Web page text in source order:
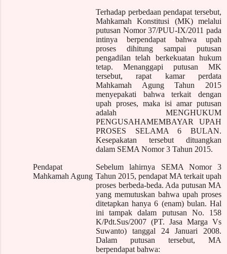
Terhadap perbedaan pendapat tersebut,
Mahkamah Konstitusi (MK) melalui
putusan Nomor 37/PUU-IX/2011 pada
intinya berpendapat bahwa upah
proses dihitung sampai putusan
pengadilan telah berkekuatan hukum
tetap. Menanggapi putusan MK
tersebut, rapat kamar perdata
Mahkamah Agung Tahun 2015
menyepakati bahwa terkait dengan
upah proses, maka isi amar putusan
adalah MENGHUKUM
PENGUSAHAMEMBAYAR UPAH
PROSES SELAMA 6 BULAN.
Kesepakatan tersebut dituangkan
dalam SEMA Nomor 3 Tahun 2015.
Pendapat
Mahkamah Agung
Sebelum lahirnya SEMA Nomor 3
Tahun 2015, pendapat MA terkait upah
proses berbeda-beda. Ada putusan MA
yang memutuskan bahwa upah proses
ditetapkan hanya 6 (enam) bulan. Hal
ini tampak dalam putusan No. 158
K/Pdt.Sus/2007 (PT. Jasa Marga Vs
Suwanto) tanggal 24 Januari 2008.
Dalam putusan tersebut, MA
berpendapat bahwa: